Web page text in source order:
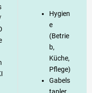
Hygien
e
(Betrie
b,
Küche,
Pflege)
Gabels